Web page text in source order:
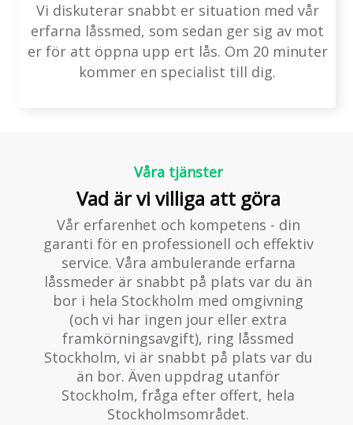
Vi diskuterar snabbt er situation med vår
erfarna låssmed, som sedan ger sig av mot
er för att öppna upp ert lås. Om 20 minuter
kommer en specialist till dig.
Våra tjänster
Vad är vi villiga att göra
Vår erfarenhet och kompetens - din
garanti för en professionell och effektiv
service. Våra ambulerande erfarna
låssmeder är snabbt på plats var du än
bor i hela Stockholm med omgivning
(och vi har ingen jour eller extra
framkörningsavgift), ring låssmed
Stockholm, vi är snabbt på plats var du
än bor. Även uppdrag utanför
Stockholm, fråga efter offert, hela
Stockholmsområdet.